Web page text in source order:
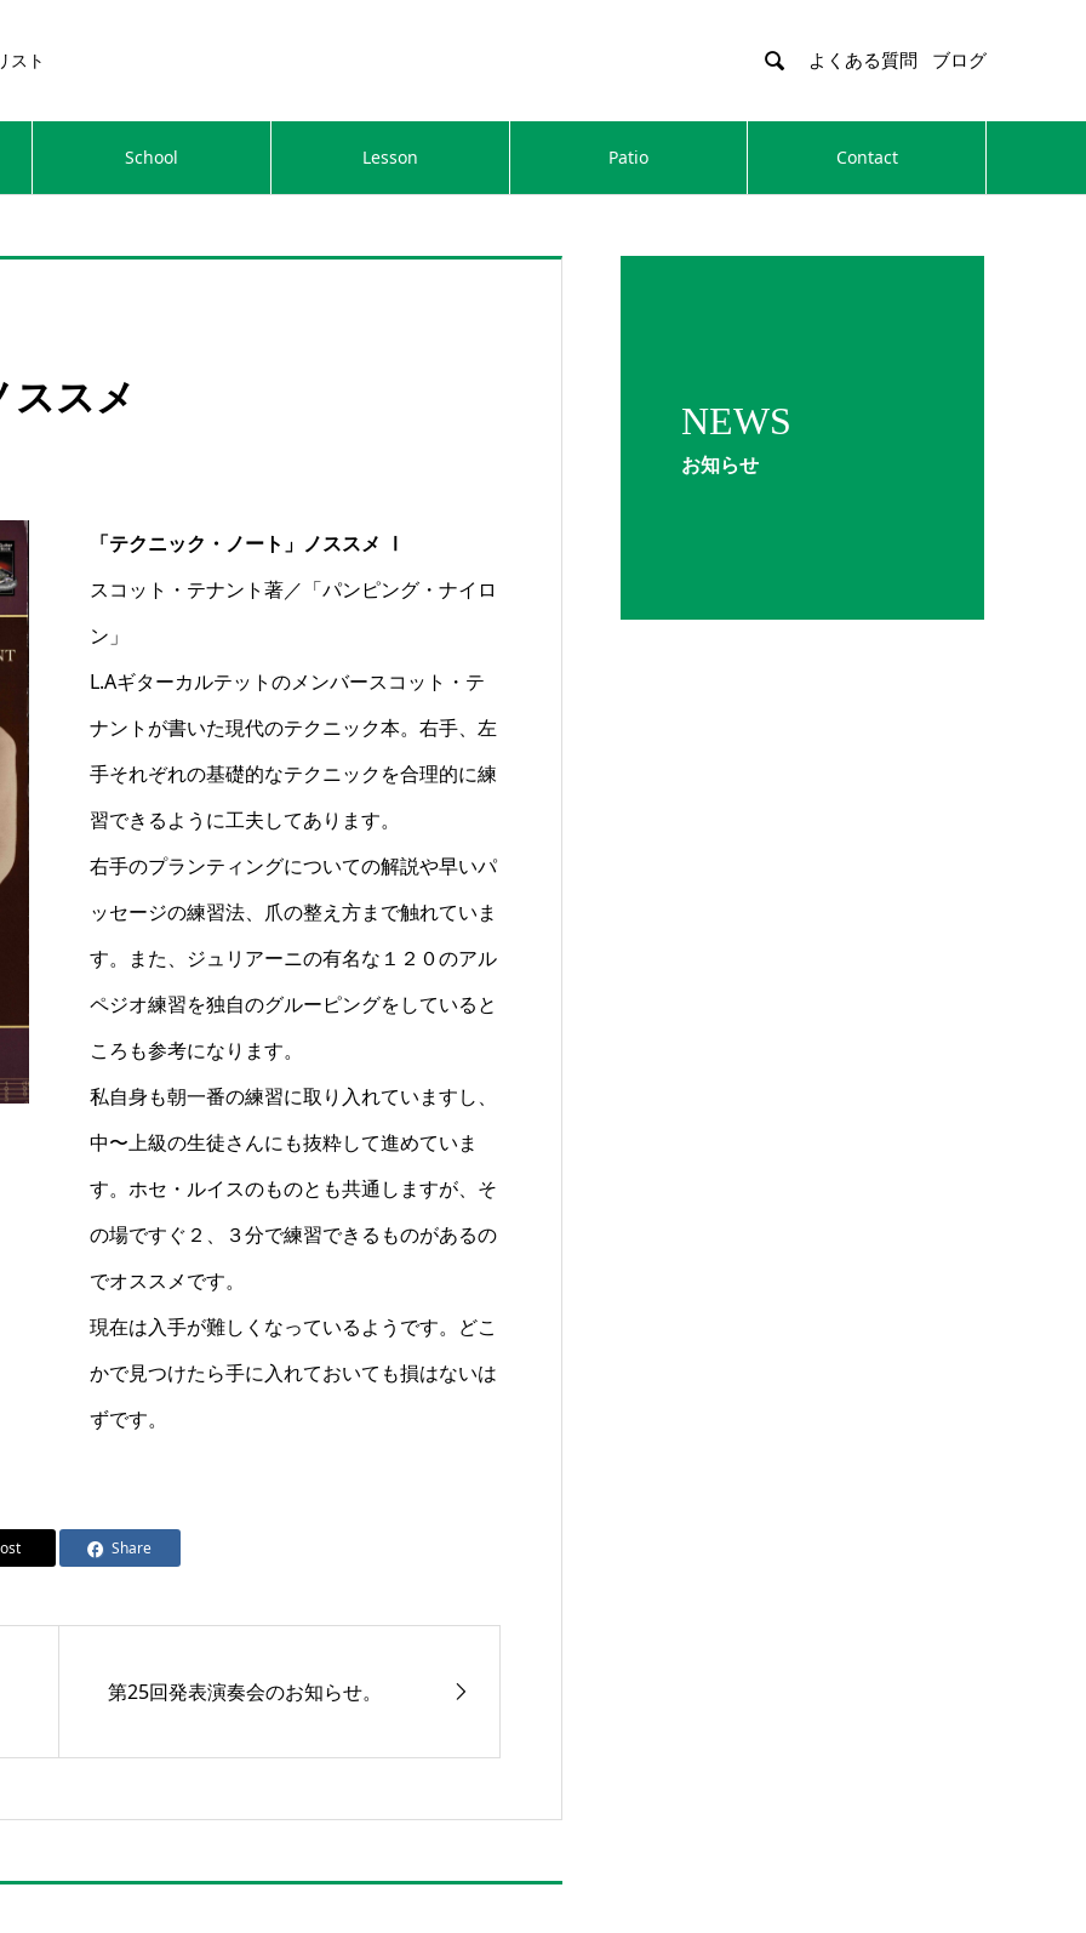
スト  よくある質問 ブログ
School Lesson Patio Contact
NEWS
お知らせ
スメ
「テクニック・ノート」ノススメ Ⅰ
スコット・テナント著／「パンピング・ナイロ
ン」
L.Aギターカルテットのメンバースコット・テ
ナントが書いた現代のテクニック本。右手、左
手それぞれの基礎的なテクニックを合理的に練
習できるように工夫してあります。
右手のプランティングについての解説や早いパ
ッセージの練習法、爪の整え方まで触れていま
す。また、ジュリアーニの有名な１２０のアル
ペジオ練習を独自のグルーピングをしていると
ころも参考になります。
私自身も朝一番の練習に取り入れていますし、
中〜上級の生徒さんにも抜粋して進めていま
す。ホセ・ルイスのものとも共通しますが、そ
の場ですぐ２、３分で練習できるものがあるの
でオススメです。
現在は入手が難しくなっているようです。どこ
かで見つけたら手に入れておいても損はないは
ずです。
Share
第25回発表演奏会のお知らせ。